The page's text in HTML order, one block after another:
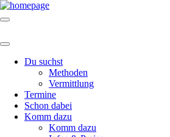
Du suchst
Methoden
Vermittlung
Termine
Schon dabei
Komm dazu
Komm dazu